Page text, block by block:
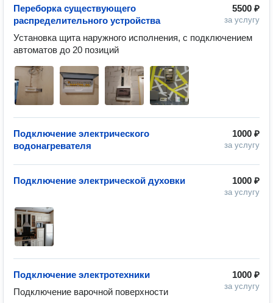
5500 ₽
за услугу
Переборка существующего
распределительного устройства
Установка щита наружного исполнения, с подключением
автоматов до 20 позиций
1000 ₽
за услугу
Подключение электрического
водонагревателя
1000 ₽
за услугу
Подключение электрической духовки
1000 ₽
за услугу
Подключение электротехники
Подключение варочной поверхности